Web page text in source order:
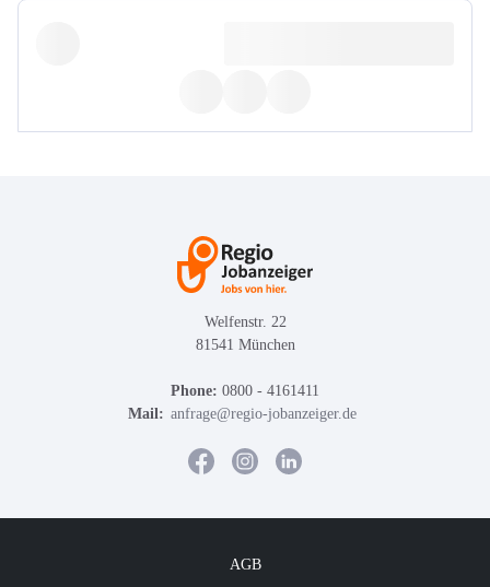
Welfenstr. 22
81541 München
Phone: 0800 - 4161411
Mail: anfrage@regio-jobanzeiger.de
AGB